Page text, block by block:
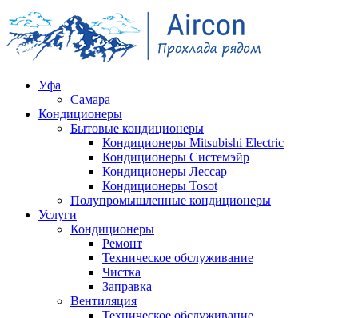
Уфа
Самара
Кондиционеры
Бытовые кондиционеры
Кондиционеры Mitsubishi Electric
Кондиционеры Системэйр
Кондиционеры Лессар
Кондиционеры Tosot
Полупромышленные кондиционеры
Услуги
Кондиционеры
Ремонт
Техническое обслуживание
Чистка
Заправка
Вентиляция
Техническое обслуживание